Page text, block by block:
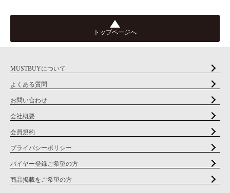
トップページへ
MUSTBUYについて
よくある質問
お問い合わせ
会社概要
会員規約
プライバシーポリシー
バイヤー登録ご希望の方
商品掲載をご希望の方